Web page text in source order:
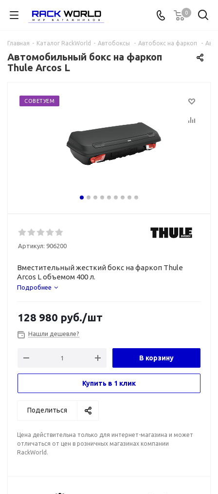
0
Главная - Каталог RackWorld - Автобоксы - Автобокс на фаркоп -
Автомобильный бокс на фаркоп
Thule Arcos L
СОВЕТУЕМ
Артикул: 906200
Вместительный жесткий бокс на фаркоп Thule
Arcos L объемом 400 л.
Подробнее
128 980 руб./шт
Нашли дешевле?
В корзину
Купить в 1 клик
Поделиться
Цена действительна только для интернет-магазина и может
отличаться от цен в розничных магазинах компании
RackWorld.